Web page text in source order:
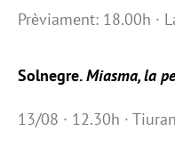
Prèviament: 18.00h ·
Solnegre.Miasma, la
13/08 · 12.30h ·